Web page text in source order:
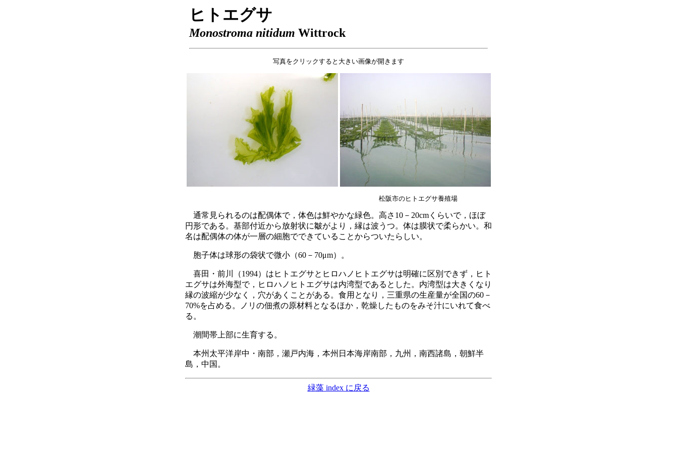
ヒトエグサ
Monostroma nitidum Wittrock
写真をクリックすると大きい画像が開きます
松阪市のヒトエグサ養殖場
通常見られるのは配偶体で，体色は鮮やかな緑色。高さ10－20cmくらいで，ほぼ
円形である。基部付近から放射状に皺がより，縁は波うつ。体は膜状で柔らかい。和
名は配偶体の体が一層の細胞でできていることからついたらしい。
胞子体は球形の袋状で微小（60－70μm）。
喜田・前川（1994）はヒトエグサとヒロハノヒトエグサは明確に区別できず，ヒト
エグサは外海型で，ヒロハノヒトエグサは内湾型であるとした。内湾型は大きくなり
縁の波縮が少なく，穴があくことがある。食用となり，三重県の生産量が全国の60－
70%を占める。ノリの佃煮の原材料となるほか，乾燥したものをみそ汁にいれて食べ
る。
潮間帯上部に生育する。
本州太平洋岸中・南部，瀬戸内海，本州日本海岸南部，九州，南西諸島，朝鮮半
島，中国。
緑藻 index に戻る